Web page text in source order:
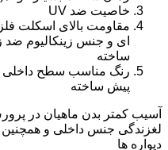
خاصیت ضد UV
مقاومت بالای اسکلت
ای و جنس زینکالیوم
ساخته
رنگ مناسب سطح داخلی
پیش ساخته
آسیب کمتر بدن ماهیان در
لغزندگی جنس داخلی و
دیواره ها